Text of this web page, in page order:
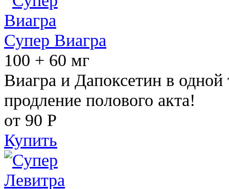
Супер Виагра
100 + 60 мг
Виагра и Дапоксетин в одной
продление полового акта!
от 90 Р
Купить